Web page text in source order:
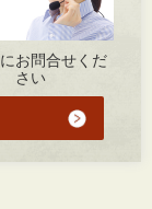
お問合せくだ
さい